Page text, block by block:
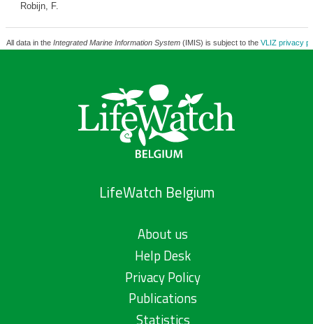
Robijn, F.
All data in the Integrated Marine Information System(IMIS) is subject to the VLIZ privacy
LifeWatch Belgium
About us
Help Desk
Privacy Policy
Publications
Statistics